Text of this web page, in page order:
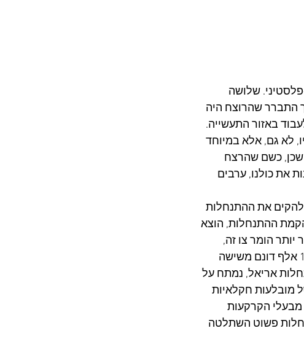
פלסטיני. שלושה
התברר שהרוצח היה
לעבוד באזור התעשייה.
לא גם, אלא במיוחד
שכן, כשם שהרצח
את כולנו, ערבים
שנות ה-70. מדובר בהחלטה להקים את ההתנחלות
הירוק. לשם הקמת ההתנחלות, הוצא
שכלל שטח בן כ-4,300 דונם. מאוחר יותר הומר צו זה,
בסדרת הכרזות על "אדמות מדינה", שבאמצעותן ישראל הפקיעה למעלה מ-11.5 אלף דונם משישה
אריאל, נמתח על
של מובלעות חקלאיות
מבעלי הקרקעות
פשוט השתלטה